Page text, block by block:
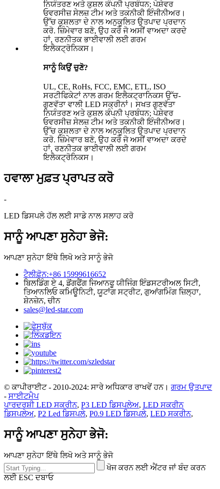
ਸਾਨੂੰ ਕਿਉਂ ਚੁਣੋ?
UL, CE, RoHs, FCC, EMC, ETL, ISO
ਸਰਟੀਫਿਕੇਟਾਂ ਨਾਲ ਗਰਮ ਇਲੈਕਟ੍ਰਾਨਿਕਸ ਉੱਚ-
ਗੁਣਵੱਤਾ ਵਾਲੀ LED ਸਕ੍ਰੀਨਾਂ। ਸਖਤ ਗੁਣਵੱਤਾ
ਨਿਯੰਤਰਣ ਅਤੇ ਕੁਸ਼ਲ ਕੰਪਨੀ ਪ੍ਰਬੰਧਨ; ਪੇਸ਼ੇਵਰ
ਓਵਰਸੀਜ਼ ਸੇਲਜ਼ ਟੀਮ ਅਤੇ ਤਕਨੀਕੀ ਇੰਜੀਨੀਅਰ।
ਉੱਚ ਕੁਸ਼ਲਤਾ ਦੇ ਨਾਲ ਅਨੁਕੂਲਿਤ ਉਤਪਾਦ ਪ੍ਰਦਾਨ
ਕਰੋ. ਜ਼ਿੰਮੇਵਾਰ ਬਣੋ, ਉਹ ਕਰੋ ਜੋ ਅਸੀਂ ਵਾਅਦਾ ਕਰਦੇ
ਹਾਂ, ਰਣਨੀਤਕ ਭਾਈਵਾਲੀ ਲਈ ਗਰਮ
ਇਲੈਕਟ੍ਰੋਨਿਕਸ।
ਹਵਾਲਾ ਮੁਫ਼ਤ ਪ੍ਰਾਪਤ ਕਰੋ
-
LED ਡਿਸਪਲੇ ਹੱਲ ਲਈ ਸਾਡੇ ਨਾਲ ਸਲਾਹ ਕਰੋ
ਸਾਨੂੰ ਆਪਣਾ ਸੁਨੇਹਾ ਭੇਜੋ:
ਆਪਣਾ ਸੁਨੇਹਾ ਇੱਥੇ ਲਿਖੋ ਅਤੇ ਸਾਨੂੰ ਭੇਜੋ
ਟੈਲੀਫ਼ੋਨ:+86 15999616652
ਬਿਲਡਿੰਗ ਏ 4, ਡੋਂਗਫੈਂਗ ਜਿਆਨਫੂ ਯੀਜਿੰਗ ਇੰਡਸਟਰੀਅਲ ਸਿਟੀ,
ਤਿਆਨਲਿਓ ਕਮਿਊਨਿਟੀ, ਯੂਟਾਂਗ ਸਟ੍ਰੀਟ, ਗੁਆਂਗਮਿੰਗ ਜ਼ਿਲ੍ਹਾ,
ਸ਼ੇਨਜ਼ੇਨ, ਚੀਨ
sales@led-star.com
© ਕਾਪੀਰਾਈਟ - 2010-2024: ਸਾਰੇ ਅਧਿਕਾਰ ਰਾਖਵੇਂ ਹਨ। ਗਰਮ ਉਤਪਾਦ
- ਸਾਈਟਮੈਪ
ਪਾਰਦਰਸ਼ੀ LED ਸਕਰੀਨ, P3 LED ਡਿਸਪਲੇਅ, LED ਸਕਰੀਨ
ਡਿਸਪਲੇਅ, P2 Led ਡਿਸਪਲੇ, P0.9 LED ਡਿਸਪਲੇ, LED ਸਕਰੀਨ,
ਸਾਨੂੰ ਆਪਣਾ ਸੁਨੇਹਾ ਭੇਜੋ:
ਆਪਣਾ ਸੁਨੇਹਾ ਇੱਥੇ ਲਿਖੋ ਅਤੇ ਸਾਨੂੰ ਭੇਜੋ
ਖੋਜ ਕਰਨ ਲਈ ਐਂਟਰ ਜਾਂ ਬੰਦ ਕਰਨ
ਲਈ ESC ਦਬਾਓ